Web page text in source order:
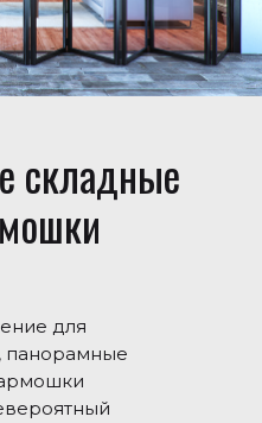
складные
для
панорамные